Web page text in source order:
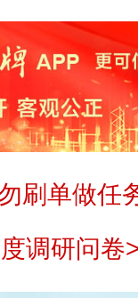
刷单做任
调研问卷